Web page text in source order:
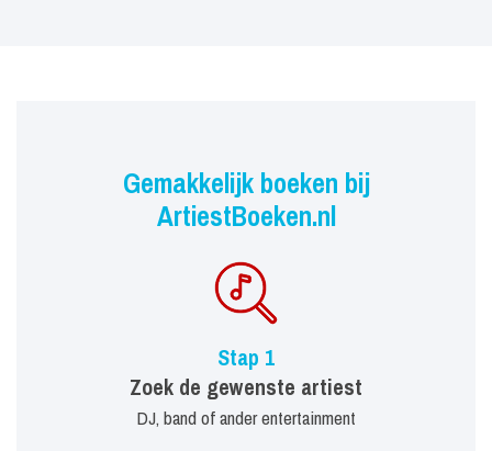
Gemakkelijk boeken bij
ArtiestBoeken.nl
Stap 1
Zoek de gewenste artiest
DJ, band of ander entertainment